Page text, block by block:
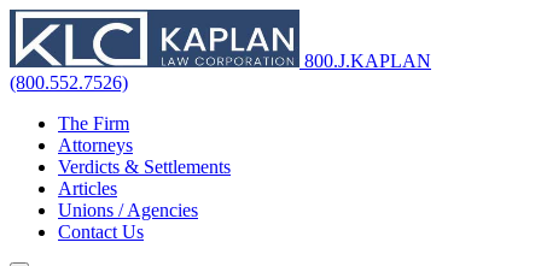
800.J.KAPLAN
(800.552.7526)
The Firm
Attorneys
Verdicts & Settlements
Articles
Unions / Agencies
Contact Us